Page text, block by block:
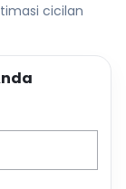
cicilan